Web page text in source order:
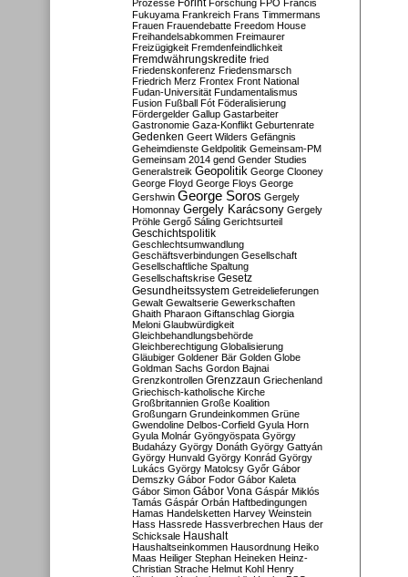
Prozesse Forint Forschung FPÖ Francis
Fukuyama Frankreich Frans Timmermans
Frauen Frauendebatte Freedom House
Freihandelsabkommen Freimaurer
Freizügigkeit Fremdenfeindlichkeit
Fremdwährungskredite fried
Friedenskonferenz Friedensmarsch
Friedrich Merz Frontex Front National
Fudan-Universität Fundamentalismus
Fusion Fußball Fót Föderalisierung
Fördergelder Gallup Gastarbeiter
Gastronomie Gaza-Konflikt Geburtenrate
Gedenken Geert Wilders Gefängnis
Geheimdienste Geldpolitik Gemeinsam-PM
Gemeinsam 2014 gend Gender Studies
Generalstreik Geopolitik George Clooney
George Floyd George Floys George
Gershwin George Soros Gergely
Homonnay Gergely Karácsony Gergely
Pröhle Gergő Sáling Gerichtsurteil
Geschichtspolitik
Geschlechtsumwandlung
Geschäftsverbindungen Gesellschaft
Gesellschaftliche Spaltung
Gesellschaftskrise Gesetz
Gesundheitssystem Getreidelieferungen
Gewalt Gewaltserie Gewerkschaften
Ghaith Pharaon Giftanschlag Giorgia
Meloni Glaubwürdigkeit
Gleichbehandlungsbehörde
Gleichberechtigung Globalisierung
Gläubiger Goldener Bär Golden Globe
Goldman Sachs Gordon Bajnai
Grenzkontrollen Grenzzaun Griechenland
Griechisch-katholische Kirche
Großbritannien Große Koalition
Großungarn Grundeinkommen Grüne
Gwendoline Delbos-Corfield Gyula Horn
Gyula Molnár Gyöngyöspata György
Budaházy György Donáth György Gattyán
György Hunvald György Konrád György
Lukács György Matolcsy Győr Gábor
Demszky Gábor Fodor Gábor Kaleta
Gábor Simon Gábor Vona Gáspár Miklós
Tamás Gáspár Orbán Haftbedingungen
Hamas Handelsketten Harvey Weinstein
Hass Hassrede Hassverbrechen Haus der
Schicksale Haushalt
Haushaltseinkommen Hausordnung Heiko
Maas Heiliger Stephan Heineken Heinz-
Christian Strache Helmut Kohl Henry